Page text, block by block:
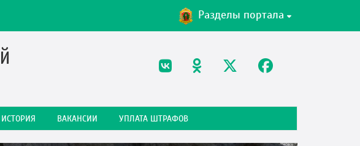
Разделы портала
ИСТОРИЯ ВАКАНСИИ УПЛАТА ШТРАФОВ